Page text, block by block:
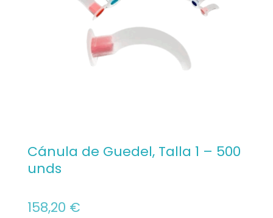
Cánula de Guedel, Talla 1 – 500
unds
158,20 €